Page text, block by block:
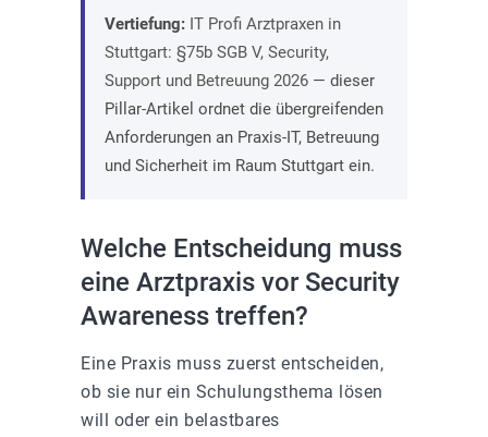
Vertiefung: IT Profi Arztpraxen in
Stuttgart: §75b SGB V, Security,
Support und Betreuung 2026 — dieser
Pillar-Artikel ordnet die übergreifenden
Anforderungen an Praxis-IT, Betreuung
und Sicherheit im Raum Stuttgart ein.
Welche Entscheidung muss
eine Arztpraxis vor Security
Awareness treffen?
Eine Praxis muss zuerst entscheiden,
ob sie nur ein Schulungsthema lösen
will oder ein belastbares